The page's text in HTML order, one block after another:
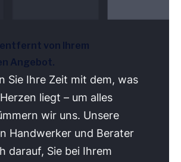
entfernt von Ihrem
Angebot.
Sie Ihre Zeit mit dem, was
liegt – um alles
wir uns. Unsere
Handwerker und Berater
darauf, Sie bei Ihrem